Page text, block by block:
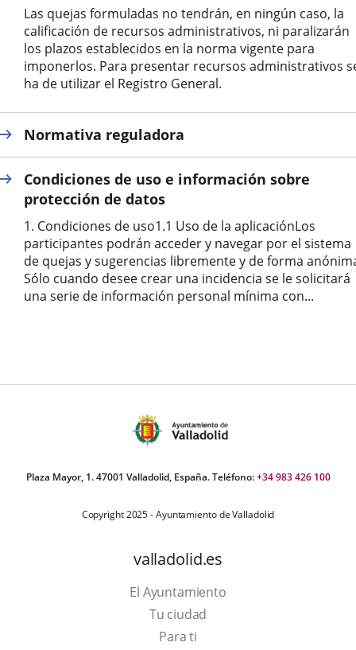
Las quejas formuladas no tendrán, en ningún caso, la
calificación de recursos administrativos, ni paralizarán
los plazos establecidos en la norma vigente para
imponerlos. Para presentar recursos administrativos
ha de utilizar el Registro General.
Normativa reguladora
Condiciones de uso e información sobre
protección de datos
1. Condiciones de uso1.1 Uso de la aplicaciónLos
participantes podrán acceder y navegar por el sistema
de quejas y sugerencias libremente y de forma
Sólo cuando desee crear una incidencia se le solicitará
una serie de información personal mínima con...
Plaza Mayor, 1. 47001 Valladolid, España. Teléfono:+34 983 426 100
Copyright 2025 - Ayuntamiento de Valladolid
valladolid.es
El Ayuntamiento
Tu ciudad
Para ti